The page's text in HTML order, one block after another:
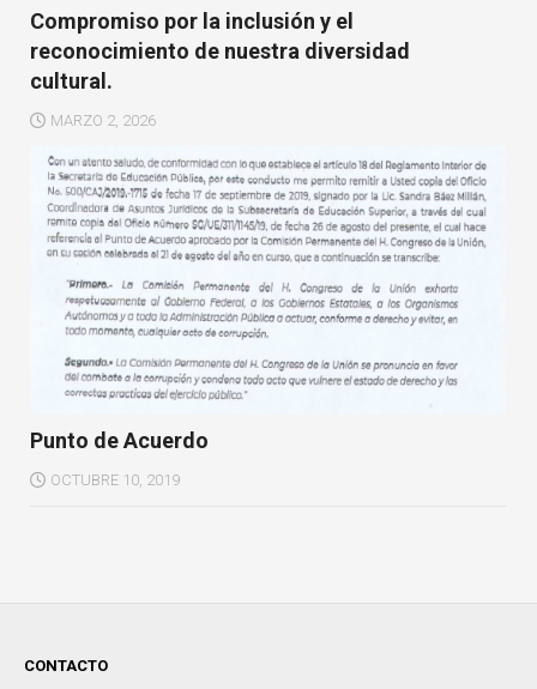
Compromiso por la inclusión y el
reconocimiento de nuestra diversidad
cultural.
MARZO 2, 2026
Punto de Acuerdo
OCTUBRE 10, 2019
CONTACTO